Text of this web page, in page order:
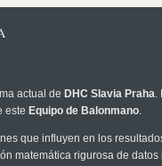
actual de DHC Slavia Praha.
este Equipo de Balonmano.
que influyen en los
matemática rigurosa de